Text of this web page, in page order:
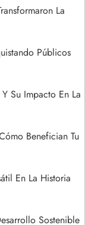
La
Públicos
Su Impacto En La
Benefician Tu
En La Historia
Sostenible